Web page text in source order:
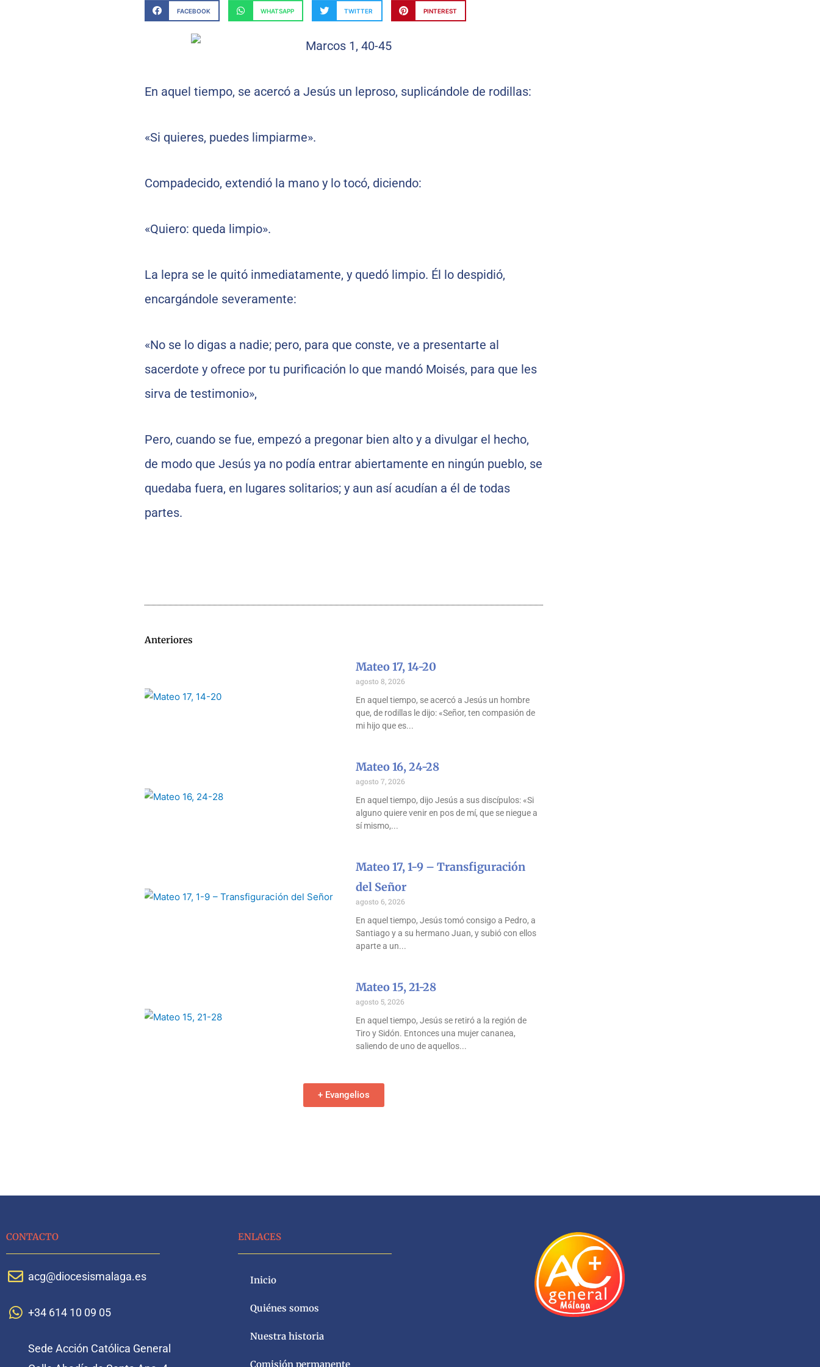
FACEBOOK WHATSAPP TWITTER PINTEREST
En aquel tiempo, se acercó a Jesús un leproso, suplicándole de rodillas:
«Si quieres, puedes limpiarme».
Compadecido, extendió la mano y lo tocó, diciendo:
«Quiero: queda limpio».
La lepra se le quitó inmediatamente, y quedó limpio. Él lo despidió,
encargándole severamente:
«No se lo digas a nadie; pero, para que conste, ve a presentarte al
sacerdote y ofrece por tu purificación lo que mandó Moisés, para que les
sirva de testimonio»,
Pero, cuando se fue, empezó a pregonar bien alto y a divulgar el hecho,
de modo que Jesús ya no podía entrar abiertamente en ningún pueblo, se
quedaba fuera, en lugares solitarios; y aun así acudían a él de todas
partes.
Anteriores
Mateo 17, 14-20
agosto 8, 2026
En aquel tiempo, se acercó a Jesús un hombre
que, de rodillas le dijo: «Señor, ten compasión de
mi hijo que es
Mateo 16, 24-28
agosto 7, 2026
En aquel tiempo, dijo Jesús a sus discípulos: «Si
alguno quiere venir en pos de mí, que se niegue a
sí mismo,
Mateo 17, 1-9 – Transfiguración
del Señor
agosto 6, 2026
En aquel tiempo, Jesús tomó consigo a Pedro, a
Santiago y a su hermano Juan, y subió con ellos
aparte a un
Mateo 15, 21-28
agosto 5, 2026
En aquel tiempo, Jesús se retiró a la región de
Tiro y Sidón. Entonces una mujer cananea,
saliendo de uno de aquellos
+ Evangelios
CONTACTO
acg@diocesismalaga.es
+34 614 10 09 05
Sede Acción Católica General
ENLACES
Inicio
Quiénes somos
Nuestra historia
Comisión permanente